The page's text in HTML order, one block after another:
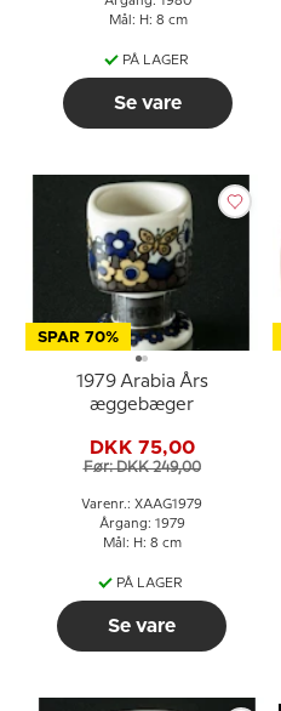
Mål: H: 8 cm
PÅ LAGER
Se vare
SPAR 70%
1979 Arabia Års
æggebæger
DKK 75,00
Før: DKK 249,00
Varenr.: XAAG1979
Årgang: 1979
Mål: H: 8 cm
PÅ LAGER
Se vare